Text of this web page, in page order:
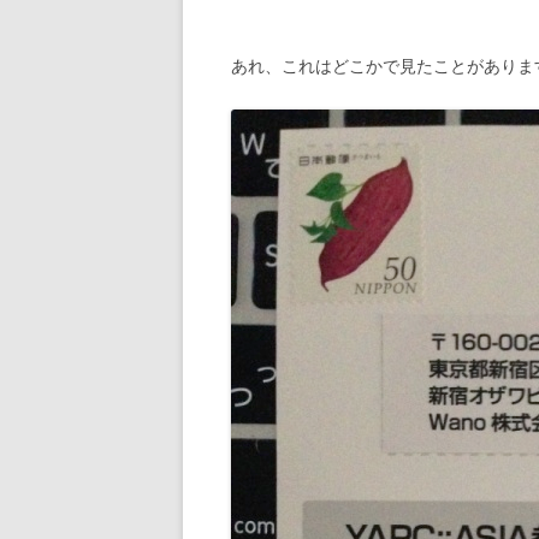
あれ、これはどこかで見たことがあり